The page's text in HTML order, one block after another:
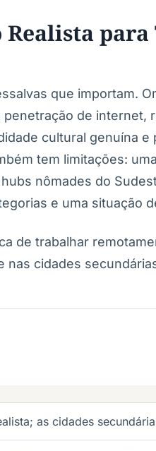
Realista
que importam.
de internet,
cultural genuína e
tem limitações:
nômades do
e uma situação
de trabalhar
nas cidades
as cidades